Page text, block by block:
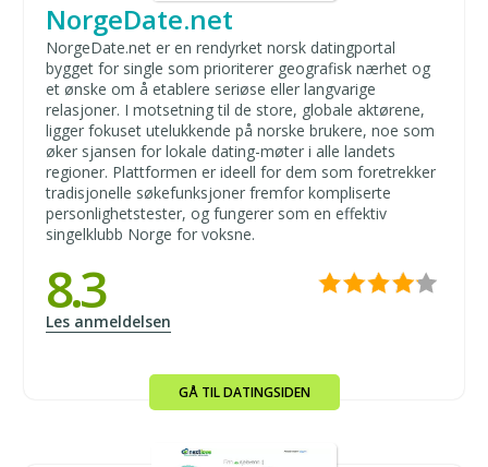
NorgeDate.net
NorgeDate.net er en rendyrket norsk datingportal
bygget for single som prioriterer geografisk nærhet og
et ønske om å etablere seriøse eller langvarige
relasjoner. I motsetning til de store, globale aktørene,
ligger fokuset utelukkende på norske brukere, noe som
øker sjansen for lokale dating-møter i alle landets
regioner. Plattformen er ideell for dem som foretrekker
tradisjonelle søkefunksjoner fremfor kompliserte
personlighetstester, og fungerer som en effektiv
singelklubb Norge for voksne.
8.3
Les anmeldelsen
GÅ TIL DATINGSIDEN